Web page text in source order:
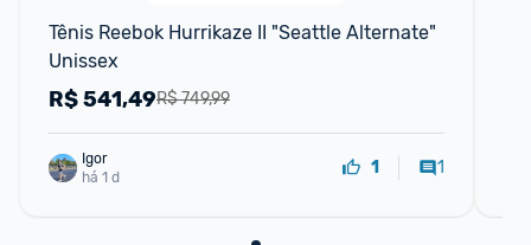
Tênis Reebok Hurrikaze II "Seattle Alternate"
Unissex
R$ 749,99
R$541,49
Igor
há 1 d
1 1